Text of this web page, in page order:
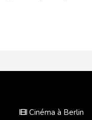
Cinéma à Berlin